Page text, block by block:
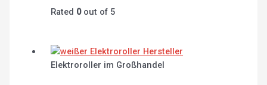
Rated 0out of 5
Elektroroller im Großhandel